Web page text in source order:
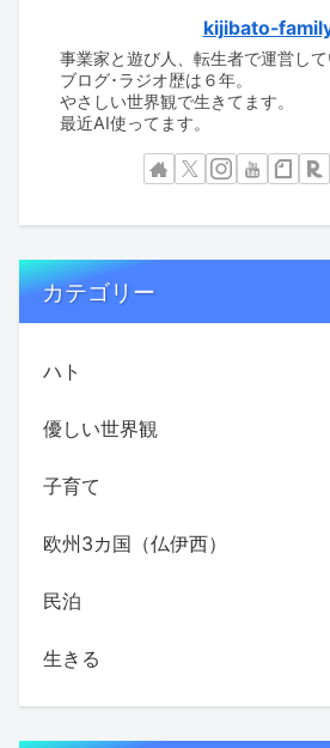
kijibato-
事業家と遊び人、転生者で運営して
ブログ･ラジオ歴は６年。
やさしい世界観で生きてます。
最近AI使ってます。
カテゴリー
ハト
優しい世界観
子育て
欧州3カ国（仏伊西）
民泊
生きる